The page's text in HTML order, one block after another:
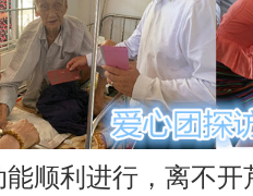
顺利进行，离不